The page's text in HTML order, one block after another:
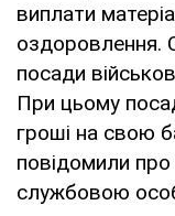
виплати
оздоровлення.
посади
При цьому
гроші на свою
повідомили про
службовою